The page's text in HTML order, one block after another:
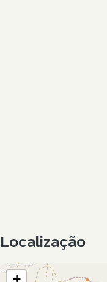
Localização